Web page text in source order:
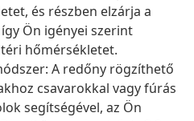
és részben elzárja a
Ön igényei szerint
hőmérsékletet.
A redőny rögzíthető
csavarokkal vagy fúrás
segítségével, az Ön